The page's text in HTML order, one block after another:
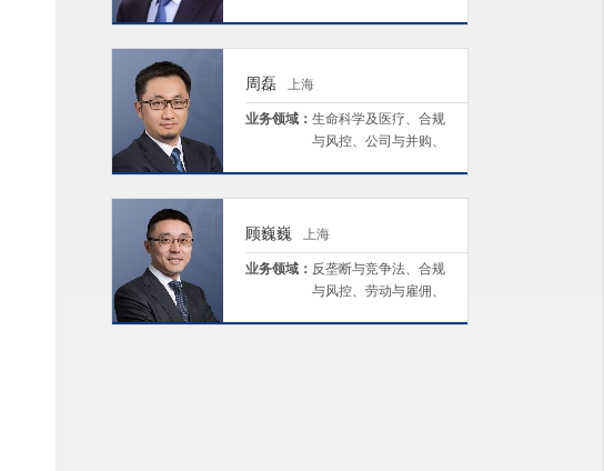
周磊 上海
业务领域： 生命科学及医疗、合规
与风控、公司与并购、
顾巍巍 上海
业务领域： 反垄断与竞争法、合规
与风控、劳动与雇佣、